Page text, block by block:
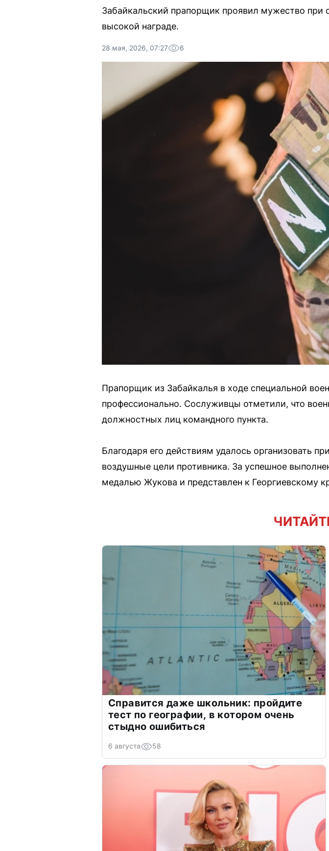
Забайкальский прапорщик проявил мужество при
высокой награде.
28 мая, 2026, 07:27 6
Прапорщик из Забайкалья в ходе специальной
профессионально. Сослуживцы отметили, что
должностных лиц командного пункта.
Благодаря его действиям удалось организовать
воздушные цели противника. За успешное
медалью Жукова и представлен к Георгиевскому
Справится даже школьник: пройдите
тест по географии, в котором очень
стыдно ошибиться
6 августа 58